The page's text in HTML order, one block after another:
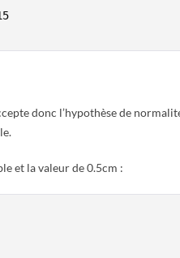
donc l’hypothèse de
et la valeur de 0.5cm :